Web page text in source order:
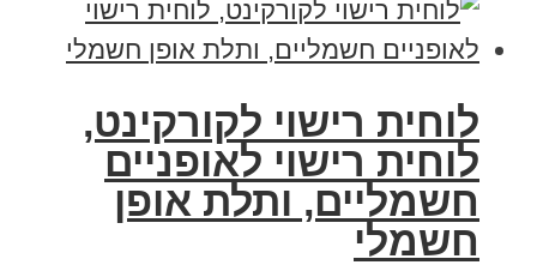
לוחית רישוי לקורקינט,
לוחית רישוי לאופניים
חשמליים, ותלת אופן
חשמלי